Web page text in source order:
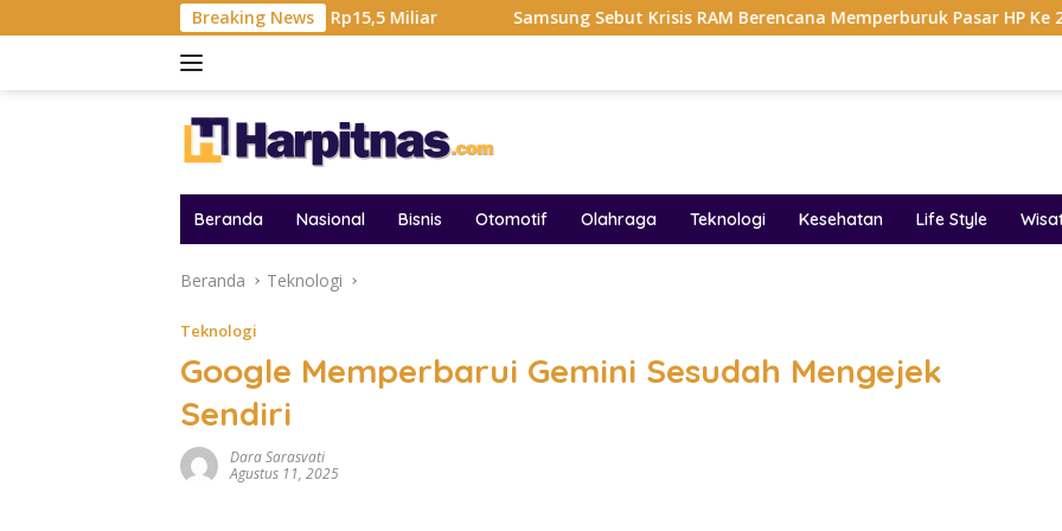
ke
Breaking News
Hadiah Liga Tembus Rp15,5 Miliar Samsung Sebut Krisis RAM Berencana Memperburuk Pasar HP Ke 2027
Beranda Nasional Bisnis Otomotif Olahraga Teknologi Kesehatan Life Style
Beranda Teknologi
Teknologi
Google Memperbarui Gemini Sesudah Mengejek
Sendiri
Dara Sarasvati
Agustus 11, 2025